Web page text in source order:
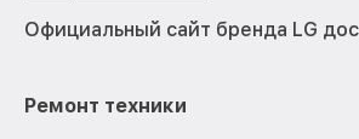
Официальный сайт бренда LG
Ремонт техники